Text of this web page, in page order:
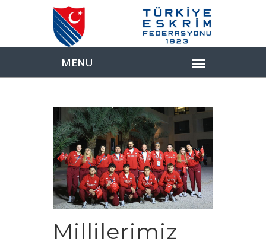
Paylaş:
Millilerimiz